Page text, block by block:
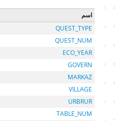
اسم
QUEST_TYPE
QUEST_NUM
ECO_YEAR
GOVERN
MARKAZ
VILLAGE
URBRUR
TABLE_NUM